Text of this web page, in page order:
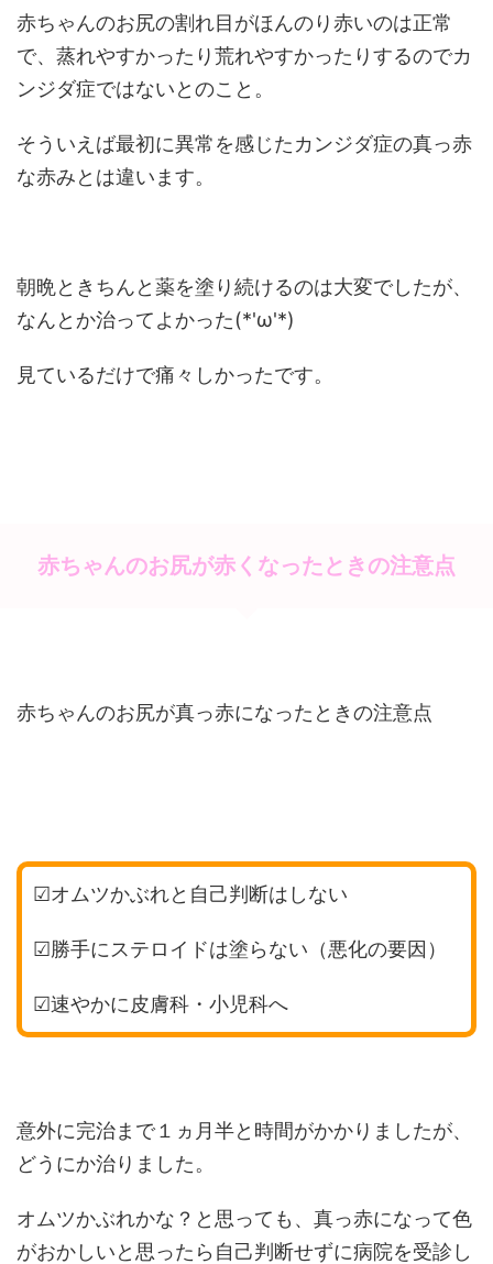
赤ちゃんのお尻の割れ目がほんのり赤いのは正常
で、蒸れやすかったり荒れやすかったりするのでカ
ンジダ症ではないとのこと。
そういえば最初に異常を感じたカンジダ症の真っ赤
な赤みとは違います。
朝晩ときちんと薬を塗り続けるのは大変でしたが、
なんとか治ってよかった(*'ω'*)
見ているだけで痛々しかったです。
赤ちゃんのお尻が赤くなったときの注意点
赤ちゃんのお尻が真っ赤になったときの注意点
☑オムツかぶれと自己判断はしない
☑勝手にステロイドは塗らない（悪化の要因）
☑速やかに皮膚科・小児科へ
意外に完治まで１ヵ月半と時間がかかりましたが、
どうにか治りました。
オムツかぶれかな？と思っても、真っ赤になって色
がおかしいと思ったら自己判断せずに病院を受診し